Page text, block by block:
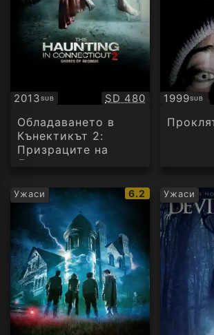
2013SUB
Субтитри Качество:
SD 480
Обладаването в
Кънектикът 2:
Призраците на
Джорджия
1999SUB
Ужаси
IMDb
рейтинг:
6.2 Ужаси